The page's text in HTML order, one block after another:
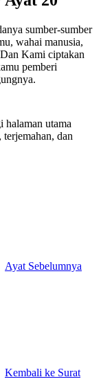
sumber-sumber
wahai manusia,
Kami ciptakan
pemberi
halaman utama
dan
Ayat Sebelumnya
Kembali ke Surat